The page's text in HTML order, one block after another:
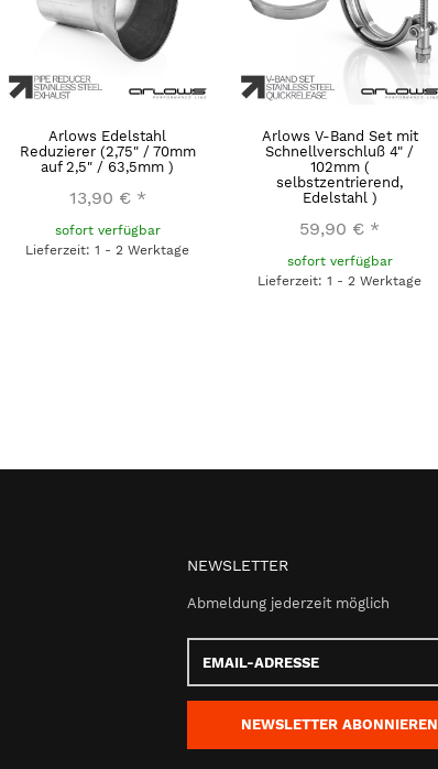
Arlows Edelstahl
Reduzierer (2,75" / 70mm
auf 2,5" / 63,5mm )
13,90 € *
sofort verfügbar
Lieferzeit: 1 - 2 Werktage
Arlows V-Band Set mit
Schnellverschluß 4" /
102mm (
selbstzentrierend,
Edelstahl )
59,90 € *
sofort verfügbar
Lieferzeit: 1 - 2 Werktage
NEWSLETTER
Abmeldung jederzeit möglich
Adresse
NEWSLETTER ABONNIEREN